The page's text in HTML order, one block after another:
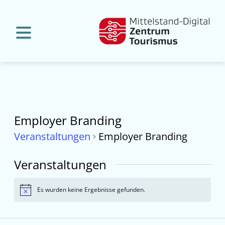
Employer Branding
Veranstaltungen Employer Branding
Veranstaltungen
HinweisEs wurden keine Ergebnisse gefunden.